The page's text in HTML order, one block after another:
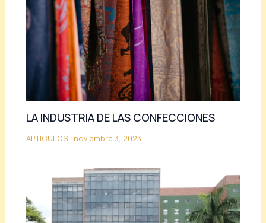
LA INDUSTRIA DE LAS CONFECCIONES
ARTICULOS | noviembre 3, 2023